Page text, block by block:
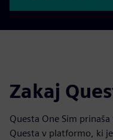
Zakaj
Questa One Sim
Questa v platformo, ki